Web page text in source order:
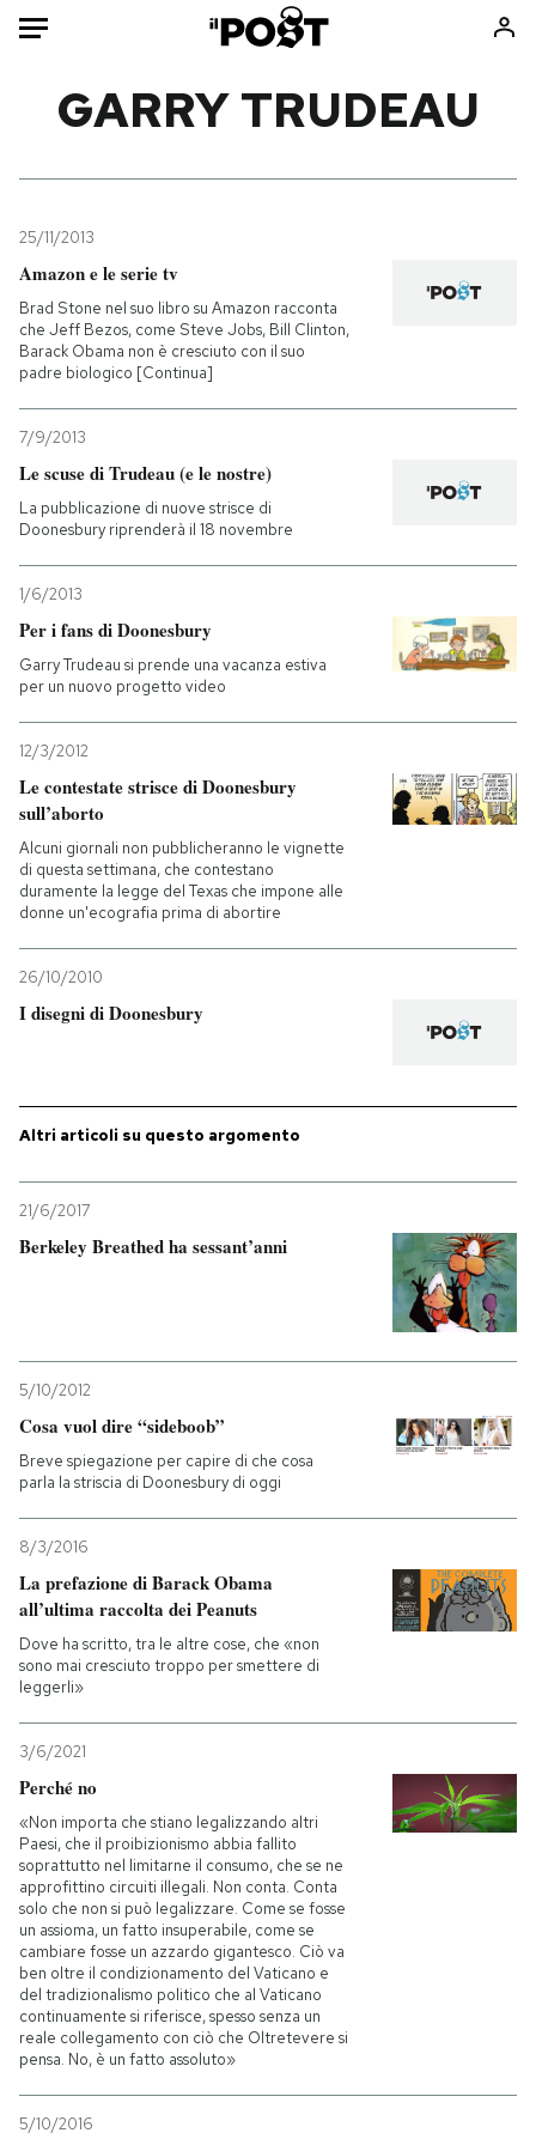
Mondo
Politica
Tecnologia
Internet
Scienza
Cultura
Economia
Sport
Storie/Idee
Ok Boomer!
Europa
Mondiali calcio 2026
PODCAST
NEWSLETTER
I MIEI PREFERITI
SHOP
CALENDARIO
AREA PERSONALE
GARRY TRUDEAU
25/11/2013
Amazon e le serie tv
Brad Stone nel suo libro su Amazon racconta
che Jeff Bezos, come Steve Jobs, Bill Clinton,
Barack Obama non è cresciuto con il suo
padre biologico [Continua]
7/9/2013
Le scuse di Trudeau (e le nostre)
La pubblicazione di nuove strisce di
Doonesbury riprenderà il 18 novembre
1/6/2013
Per i fans di Doonesbury
Garry Trudeau si prende una vacanza estiva
per un nuovo progetto video
12/3/2012
Le contestate strisce di Doonesbury
sull’aborto
Alcuni giornali non pubblicheranno le vignette
di questa settimana, che contestano
duramente la legge del Texas che impone alle
donne un'ecografia prima di abortire
26/10/2010
I disegni di Doonesbury
Altri articoli su questo argomento
21/6/2017
Berkeley Breathed ha sessant’anni
5/10/2012
Cosa vuol dire “sideboob”
Breve spiegazione per capire di che cosa
parla la striscia di Doonesbury di oggi
8/3/2016
La prefazione di Barack Obama
all’ultima raccolta dei Peanuts
Dove ha scritto, tra le altre cose, che «non
sono mai cresciuto troppo per smettere di
leggerli»
3/6/2021
Perché no
«Non importa che stiano legalizzando altri
Paesi, che il proibizionismo abbia fallito
soprattutto nel limitarne il consumo, che se ne
approfittino circuiti illegali. Non conta. Conta
solo che non si può legalizzare. Come se fosse
un assioma, un fatto insuperabile, come se
cambiare fosse un azzardo gigantesco. Ciò va
ben oltre il condizionamento del Vaticano e
del tradizionalismo politico che al Vaticano
continuamente si riferisce, spesso senza un
reale collegamento con ciò che Oltretevere si
pensa. No, è un fatto assoluto»
5/10/2016